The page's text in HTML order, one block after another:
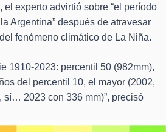
el experto advirtió sobre “el período
Argentina” después de atravesar
fenómeno climático de La Niña.
1910-2023: percentil 50 (982mm),
del percentil 10, el mayor (2002,
sí… 2023 con 336 mm)”, precisó